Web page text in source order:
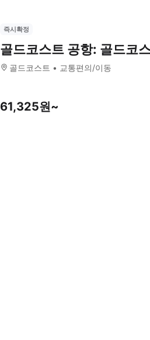
즉시확정
골드코스트 공항: 골드코
골드코스트 교통편의/이동
61,325원~